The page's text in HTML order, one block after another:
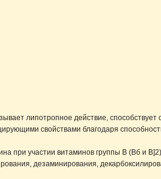
липотропное действие, способствует
свойствами благодаря
при участии витаминов группы В (Вб и
дезаминирования,